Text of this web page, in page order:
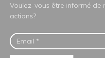
Voulez-vous être informé de
actions?